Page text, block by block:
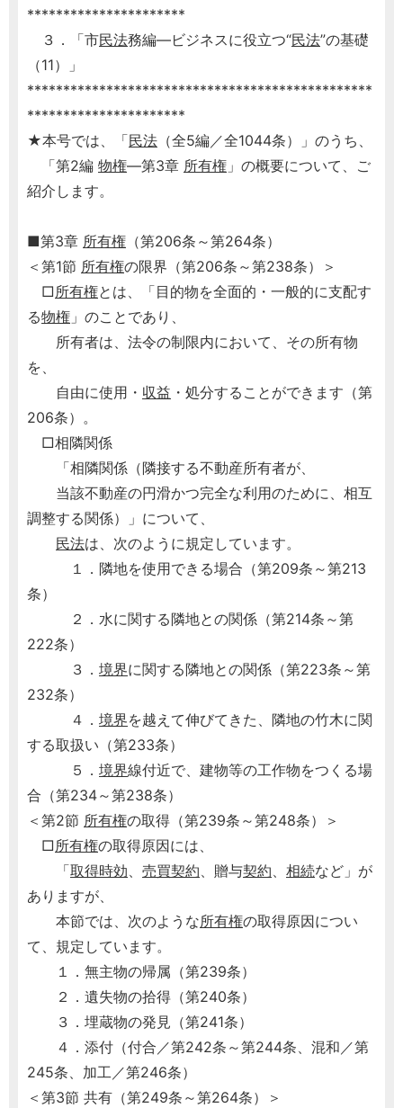
**********************
３．「市民法務編―ビジネスに役立つ“民法”の基礎
（11）」
************************************************
**********************
★本号では、「民法 （全5編／全1044条）」のうち、
「第2編 物権―第3章 所有権 」の概要について、ご
紹介します。
■第3章 所有権 （第206条～第264条）
＜第1節 所有権の限界（第206条～第238条）＞
□所有権とは、「目的物を全面的・一般的に支配す
る物権 」のことであり、
所有者は、法令の制限内において、その所有物
を、
自由に使用・ 収益 ・処分することができます（第
206条）。
□相隣関係
「相隣関係（隣接する不動産所有者が、
当該不動産の円滑かつ完全な利用のために、相互
調整する関係）」について、
民法は、次のように規定しています。
１．隣地を使用できる場合（第209条～第213
条）
２．水に関する隣地との関係（第214条～第
222条）
３． 境界に関する隣地との関係（第223条～第
232条）
４． 境界を越えて伸びてきた、隣地の竹木に関
する取扱い（第233条）
５． 境界線付近で、建物等の工作物をつくる場
合（第234～第238条）
＜第2節 所有権の取得（第239条～第248条）＞
□所有権の取得原因には、
「取得時効、 売買契約、贈与契約、 相続など」が
ありますが、
本節では、次のような所有権の取得原因につい
て、規定しています。
１．無主物の帰属（第239条）
２．遺失物の拾得（第240条）
３．埋蔵物の発見（第241条）
４．添付（付合／第242条～第244条、混和／第
245条、加工／第246条）
＜第3節 共有（第249条～第264条）＞